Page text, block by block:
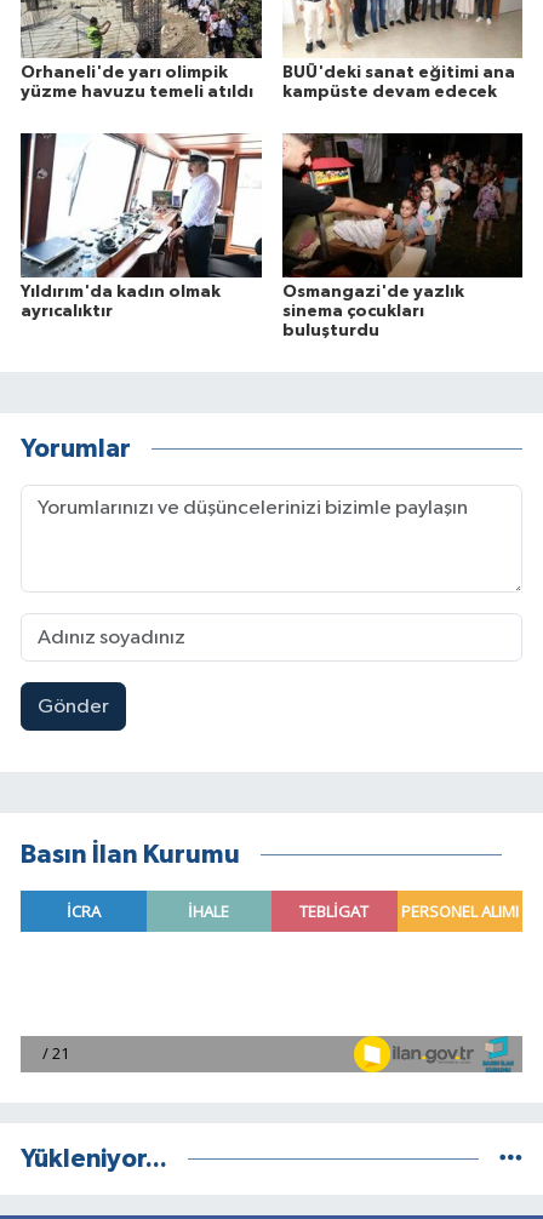
Orhaneli'de yarı olimpik
yüzme havuzu temeli atıldı
BUÜ'deki sanat eğitimi ana
kampüste devam edecek
Yıldırım'da kadın olmak
ayrıcalıktır
Osmangazi'de yazlık
sinema çocukları
buluşturdu
Yorumlar
Gönder
Basın İlan Kurumu
Yükleniyor...